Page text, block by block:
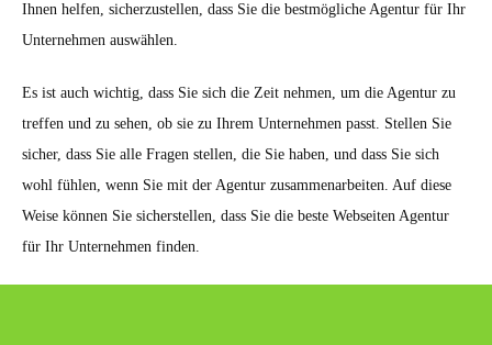
Ihnen helfen, sicherzustellen, dass Sie die bestmögliche Agentur für Ihr
Unternehmen auswählen.
Es ist auch wichtig, dass Sie sich die Zeit nehmen, um die Agentur zu
treffen und zu sehen, ob sie zu Ihrem Unternehmen passt. Stellen Sie
sicher, dass Sie alle Fragen stellen, die Sie haben, und dass Sie sich
wohl fühlen, wenn Sie mit der Agentur zusammenarbeiten. Auf diese
Weise können Sie sicherstellen, dass Sie die beste Webseiten Agentur
für Ihr Unternehmen finden.